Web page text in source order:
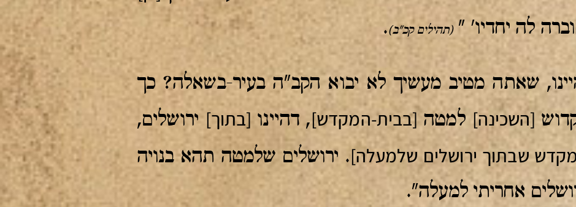
לה יחדיו' "(תהילים קכ"ב).
שאתה מטיב מעשיך לא יבוא הקב"ה בעיר-בשאלה? כך
[השכינה] למטה[בבית-המקדש], דהיינו [בתוך]ירושלים,
שבתוך ירושלים שלמעלה]. ירושלים שלמטה תהא בנויה
אחריתי למעלה".